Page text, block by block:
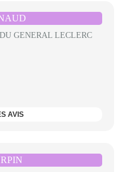
GENERAL LECLERC
AVIS